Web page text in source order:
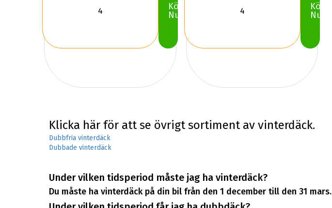
Köp
Nu
Köp
Nu
Klicka här för att se övrigt sortiment av vinterdäck.
Dubbfria vinterdäck
Dubbade vinterdäck
Under vilken tidsperiod måste jag ha vinterdäck?
Du måste ha vinterdäck på din bil från den 1 december till den 31 mars.